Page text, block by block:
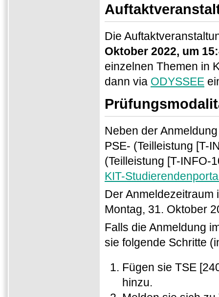
Die
Oktober 2022, um
einzelnen Themen in
dann via ODYSSEE
Neben der
PSE- (Teilleistung [T-
(Teilleistung [T-INFO-
KIT-
Der Anmeldezeitraum
Montag, 31. Oktober
Falls die Anmeldung
sie folgende Schritte
Fügen sie TSE
hinzu.